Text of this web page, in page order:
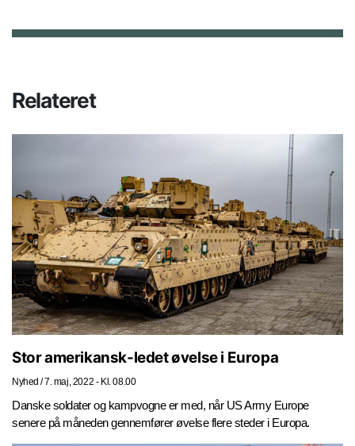
Relateret
Stor amerikansk-ledet øvelse i Europa
Nyhed / 7. maj, 2022 - Kl. 08.00
Danske soldater og kampvogne er med, når US Army Europe
senere på måneden gennemfører øvelse flere steder i Europa.